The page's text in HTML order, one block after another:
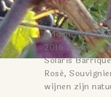
. . . . .
landen 2019
2016 Zilver
Solaris
Rosé,
wijnen zijn